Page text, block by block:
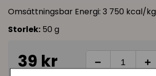
Omsättningsbar Energi: 3 750 kcal/kg
Storlek: 50 g
39 kr − +